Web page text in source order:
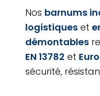
Nos barnums
logistiques et
démontables
EN 13782 et
sécurité,